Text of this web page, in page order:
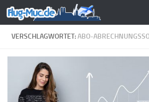
Zum Inhalt springen
VERSCHLAGWORTET:ABO-